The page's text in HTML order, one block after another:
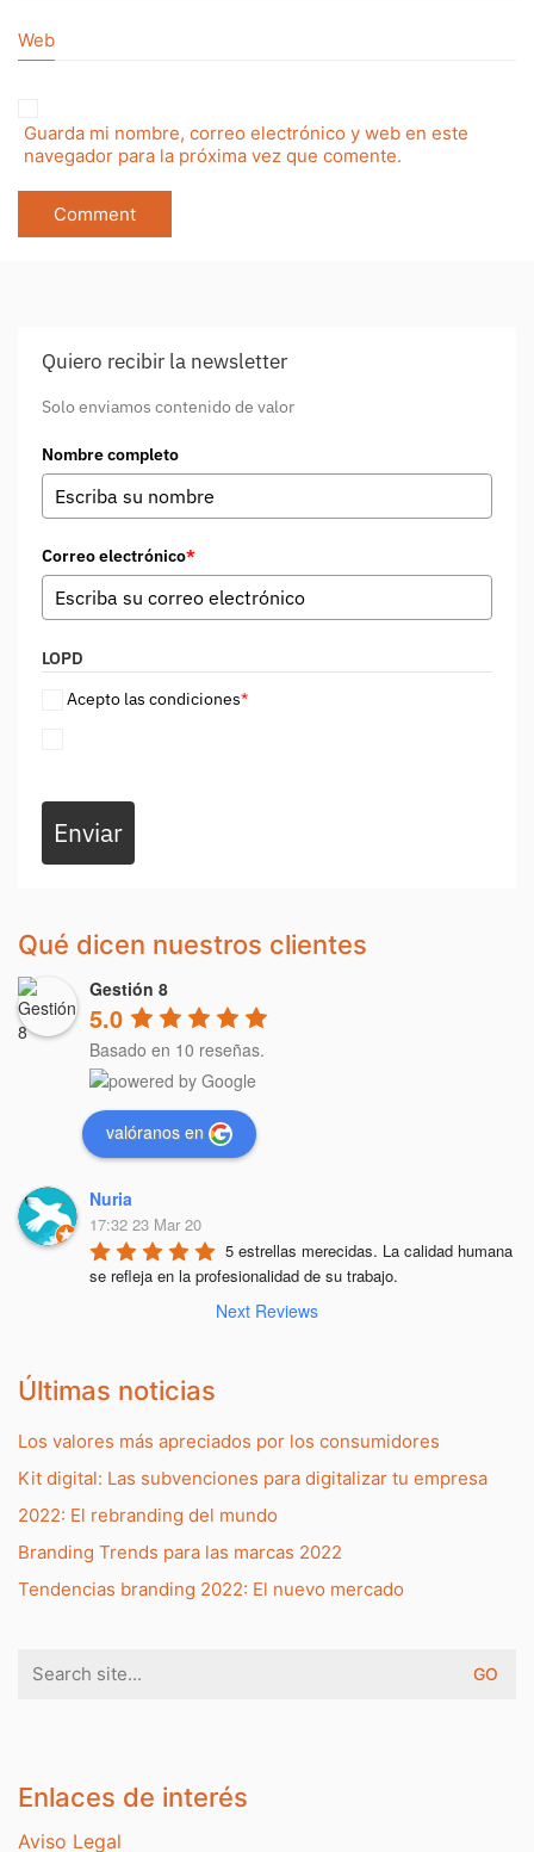
Web
Guarda mi nombre, correo electrónico y web en este
navegador para la próxima vez que comente.
Quiero recibir la newsletter
Solo enviamos contenido de valor
Nombre completo
Correo electrónico*
LOPD
Acepto las condiciones*
Enviar
Qué dicen nuestros clientes
Gestión 8
5.0
Basado en 10 reseñas.
valóranos en
Nuria
17:32 23 Mar 20
5 estrellas merecidas. La calidad humana
se refleja en la profesionalidad de su trabajo.
Next Reviews
Últimas noticias
Los valores más apreciados por los consumidores
Kit digital: Las subvenciones para digitalizar tu empresa
2022: El rebranding del mundo
Branding Trends para las marcas 2022
Tendencias branding 2022: El nuevo mercado
for:
Enlaces de interés
Aviso Legal